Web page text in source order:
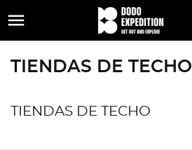

TIENDAS DE TECHO
TIENDAS DE TECHO